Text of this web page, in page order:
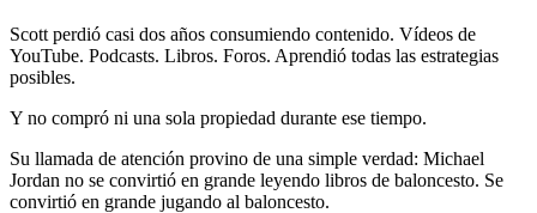
Scott perdió casi dos años consumiendo contenido. Vídeos de
YouTube. Podcasts. Libros. Foros. Aprendió todas las estrategias
posibles.
Y no compró ni una sola propiedad durante ese tiempo.
Su llamada de atención provino de una simple verdad: Michael
Jordan no se convirtió en grande leyendo libros de baloncesto. Se
convirtió en grande jugando al baloncesto.